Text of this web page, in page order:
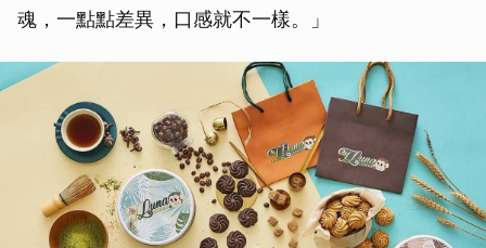
魂，一點點差異，口感就不一樣。」